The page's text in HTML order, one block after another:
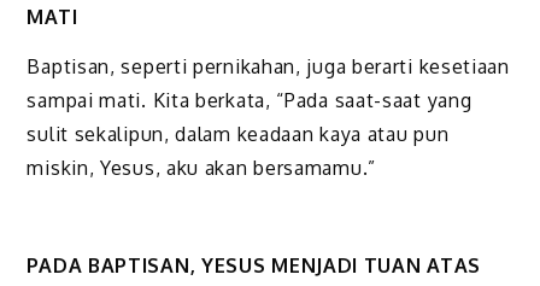
MATI
Baptisan, seperti pernikahan, juga berarti kesetiaan
sampai mati. Kita berkata, “Pada saat-saat yang
sulit sekalipun, dalam keadaan kaya atau pun
miskin, Yesus, aku akan bersamamu.”
PADA BAPTISAN, YESUS MENJADI TUAN ATAS